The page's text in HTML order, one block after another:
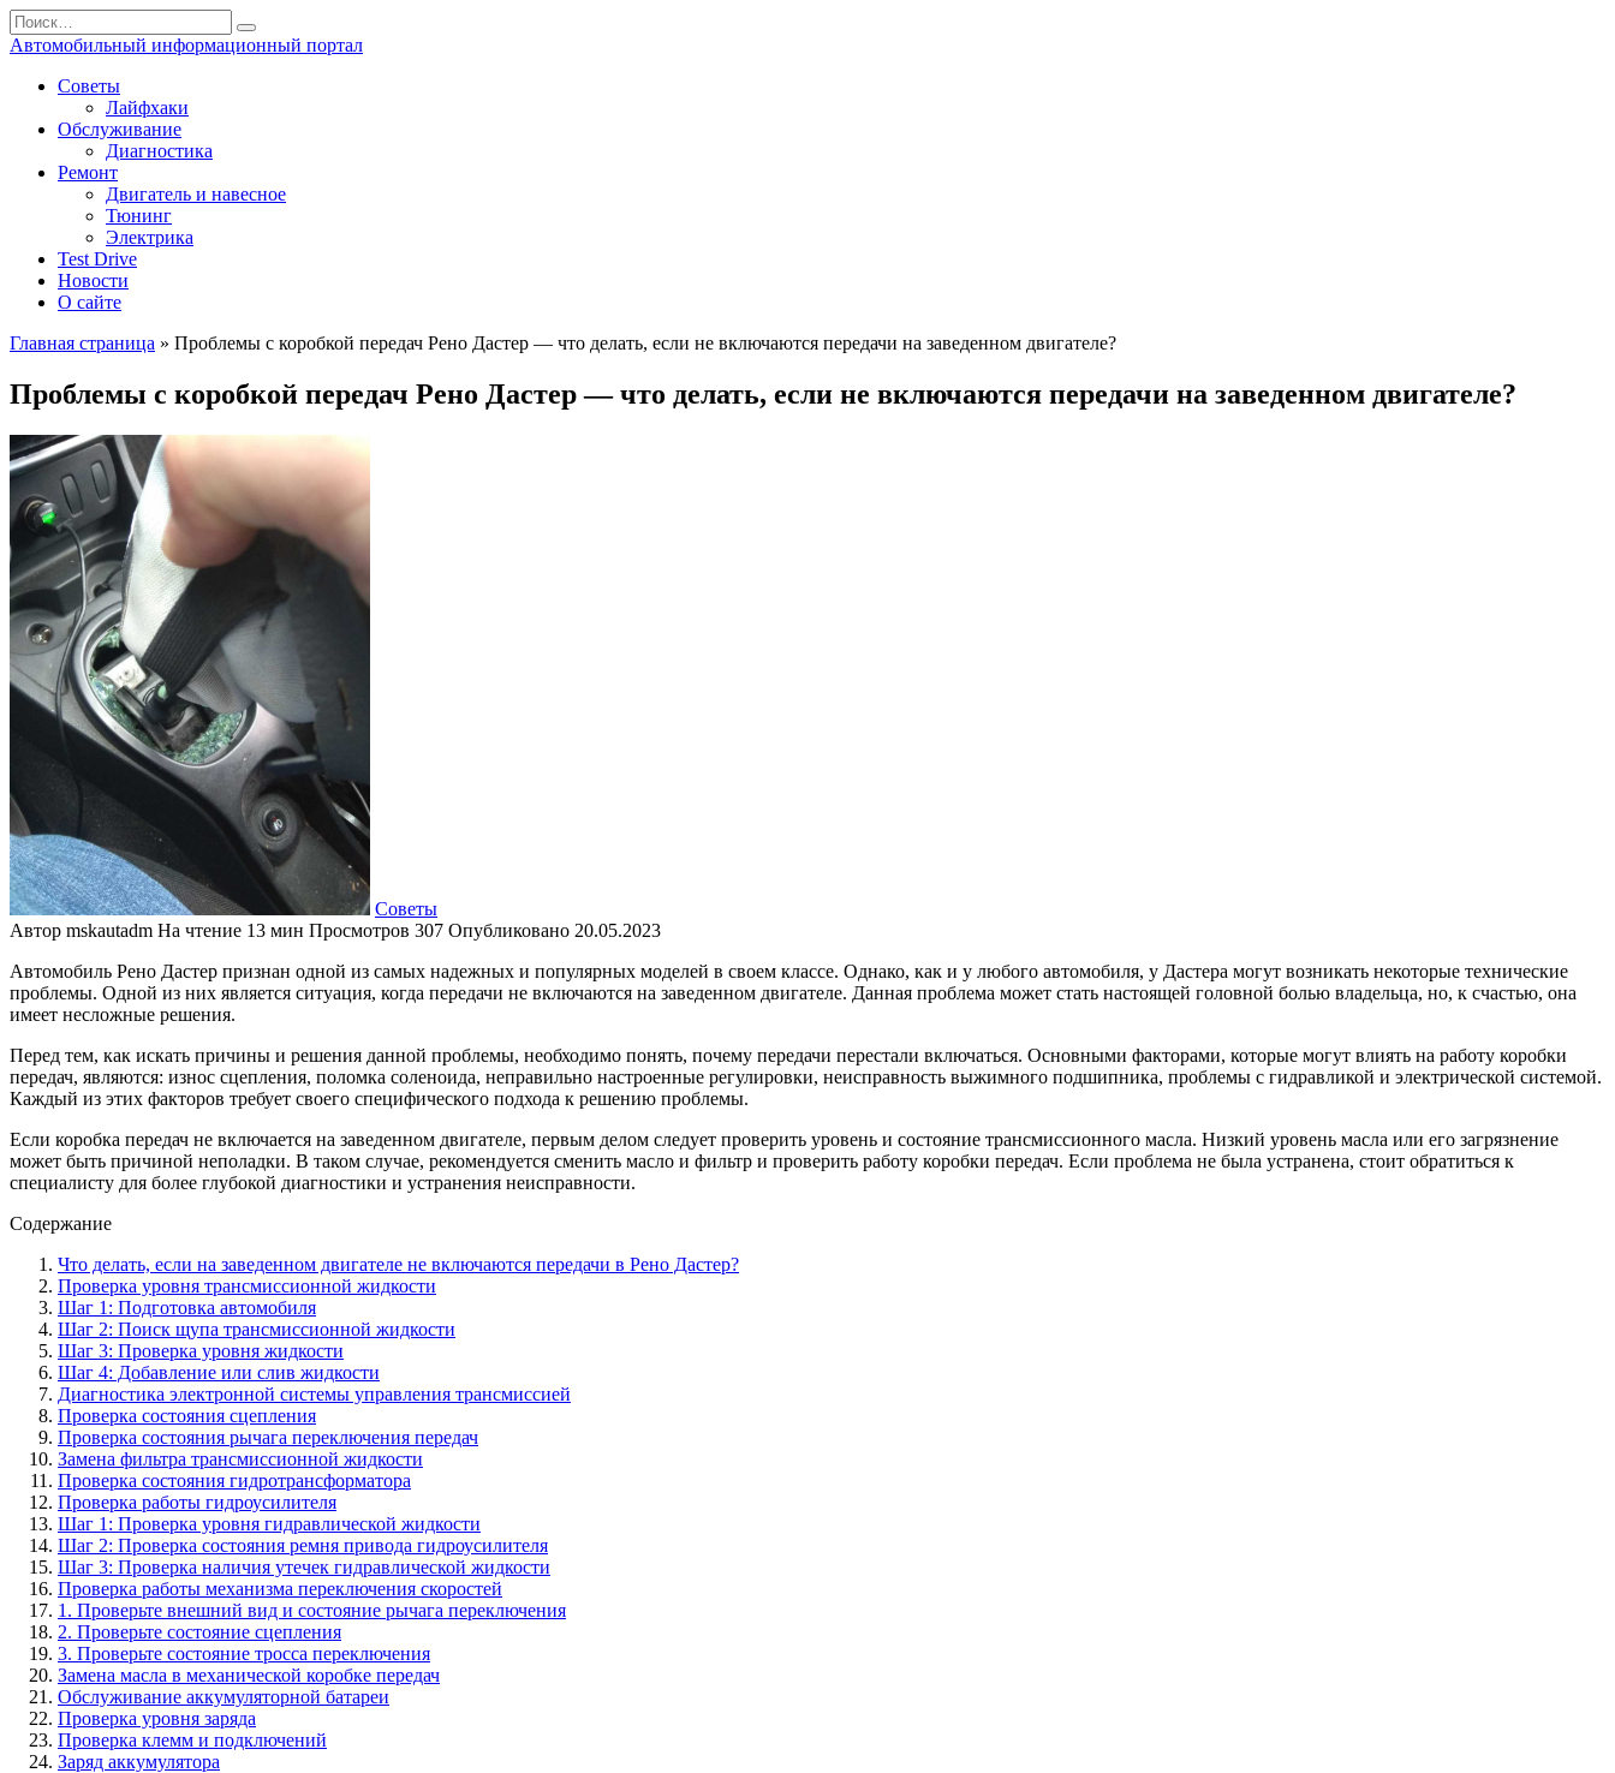
Перейти
к
Search
for:
Автомобильный информационный портал
Советы
Лайфхаки
Обслуживание
Диагностика
Ремонт
Двигатель и навесное
Тюнинг
Электрика
Test Drive
Новости
О сайте
Главная страница » Проблемы с коробкой передач Рено Дастер — что делать, если не включаются передачи на заведенном двигателе?
Проблемы с коробкой передач Рено Дастер — что делать, если не включаются передачи на заведенном двигателе?
Советы
Автор mskautadm На чтение 13 мин Просмотров 307 Опубликовано 20.05.2023
Автомобиль Рено Дастер признан одной из самых надежных и популярных моделей в своем классе. Однако, как и у любого автомобиля, у Дастера могут возникать некоторые технические
проблемы. Одной из них является ситуация, когда передачи не включаются на заведенном двигателе. Данная проблема может стать настоящей головной болью владельца, но, к счастью, она
имеет несложные решения.
Перед тем, как искать причины и решения данной проблемы, необходимо понять, почему передачи перестали включаться. Основными факторами, которые могут влиять на работу коробки
передач, являются: износ сцепления, поломка соленоида, неправильно настроенные регулировки, неисправность выжимного подшипника, проблемы с гидравликой и электрической системой.
Каждый из этих факторов требует своего специфического подхода к решению проблемы.
Если коробка передач не включается на заведенном двигателе, первым делом следует проверить уровень и состояние трансмиссионного масла. Низкий уровень масла или его загрязнение
может быть причиной неполадки. В таком случае, рекомендуется сменить масло и фильтр и проверить работу коробки передач. Если проблема не была устранена, стоит обратиться к
специалисту для более глубокой диагностики и устранения неисправности.
Содержание
Что делать, если на заведенном двигателе не включаются передачи в Рено Дастер?
Проверка уровня трансмиссионной жидкости
Шаг 1: Подготовка автомобиля
Шаг 2: Поиск щупа трансмиссионной жидкости
Шаг 3: Проверка уровня жидкости
Шаг 4: Добавление или слив жидкости
Диагностика электронной системы управления трансмиссией
Проверка состояния сцепления
Проверка состояния рычага переключения передач
Замена фильтра трансмиссионной жидкости
Проверка состояния гидротрансформатора
Проверка работы гидроусилителя
Шаг 1: Проверка уровня гидравлической жидкости
Шаг 2: Проверка состояния ремня привода гидроусилителя
Шаг 3: Проверка наличия утечек гидравлической жидкости
Проверка работы механизма переключения скоростей
1. Проверьте внешний вид и состояние рычага переключения
2. Проверьте состояние сцепления
3. Проверьте состояние тросса переключения
Замена масла в механической коробке передач
Обслуживание аккумуляторной батареи
Проверка уровня заряда
Проверка клемм и подключений
Заряд аккумулятора